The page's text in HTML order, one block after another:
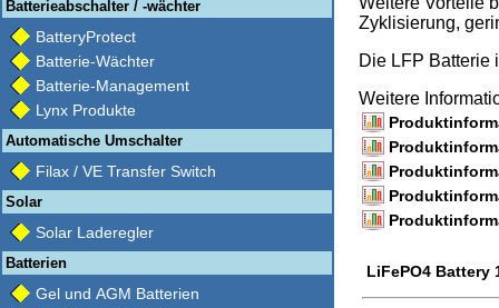
Batterieabschalter / -wächter
BatteryProtect
Batterie-Wächter
Batterie-Management
Lynx Produkte
Automatische Umschalter
Filax / VE Transfer Switch
Solar
Solar Laderegler
Batterien
Gel und AGM Batterien
Zyklisierung,
Die LFP Batterie
Weitere
LiFePO4 Battery